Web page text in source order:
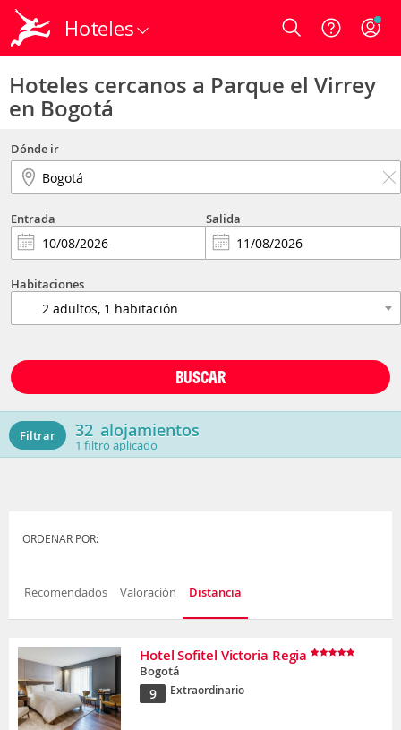
Hoteles Login
Hoteles cercanos a Parque el Virrey
en Bogotá
Dónde ir
Entrada Salida
Habitaciones
BUSCAR
Filtrar 32 alojamientos
1 filtro aplicado
ORDENAR POR:
Recomendados Valoración Distancia
Hotel Sofitel Victoria Regia
Bogotá
9 Extraordinario